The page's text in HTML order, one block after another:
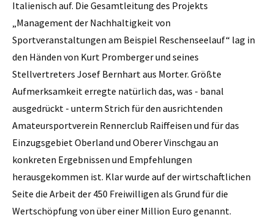
Italienisch auf. Die Gesamtleitung des Projekts
„Management der Nachhaltigkeit von
Sportveranstaltungen am Beispiel ­Reschenseelauf“ lag in
den Händen von Kurt Promberger und seines
Stellvertreters Josef Bernhart aus Morter. Größte
Aufmerksamkeit erregte natürlich das, was - banal
ausgedrückt - unterm Strich für den ausrichtenden
Amateursportverein Rennerclub Raiffeisen und für das
Einzugsgebiet Oberland und Oberer Vinschgau an
konkreten Ergebnissen und Empfehlungen
herausgekommen ist. Klar wurde auf der wirtschaftlichen
Seite die Arbeit der 450 Freiwilligen als Grund für die
Wertschöpfung von über einer Million Euro genannt.